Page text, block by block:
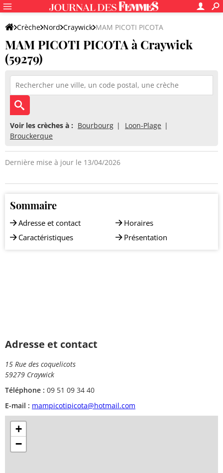
Crèche Nord Craywick MAM PICOTI PICOTA
MAM PICOTI PICOTA à Craywick
(59279)
Voir les crèches à : Bourbourg
Loon-Plage
Brouckerque
Dernière mise à jour le 13/04/2026
Sommaire
Adresse et contact
Caractéristiques
Horaires
Présentation
Adresse et contact
15 Rue des coquelicots
59279 Craywick
Téléphone : 09 51 09 34 40
E-mail : mampicotipicota@hotmail.com
+
−